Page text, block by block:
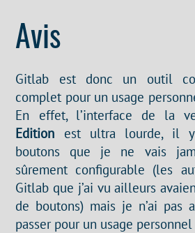
Avis
Gitlab est donc un outil
complet pour un usage
En effet, l’interface de la
Edition est ultra lourde, il
boutons que je ne vais
sûrement configurable (les
Gitlab que j’ai vu ailleurs
de boutons) mais je n’ai pas
passer pour un usage